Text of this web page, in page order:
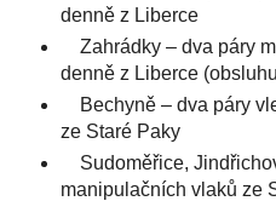
denně z Liberce
Zahrádky – dva páry
denně z Liberce
Bechyně – dva páry
ze Staré Paky
Sudoměřice,
manipulačních vlaků ze